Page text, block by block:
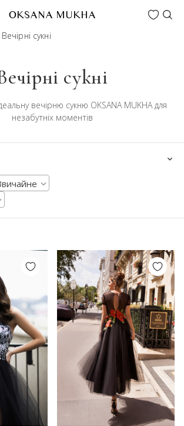
OKSANA MUKHA Wishlist
Вечірні сукні
сукні
вечірню сукню OKSANA MUKHA для
незабутніх моментів